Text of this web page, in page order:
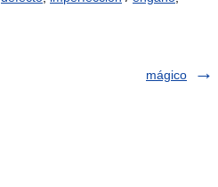
mágico